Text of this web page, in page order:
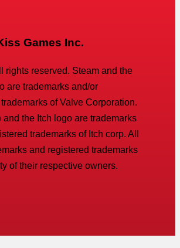
Games Inc.
rights reserved. Steam and the
are trademarks and/or
of Valve Corporation.
and the Itch logo are trademarks
trademarks of Itch corp. All
and registered trademarks
of their respective owners.